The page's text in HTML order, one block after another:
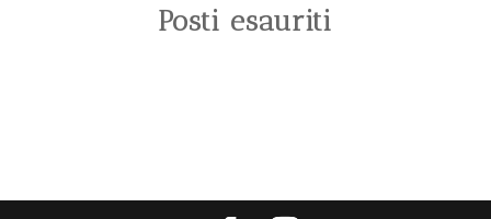
Posti esauriti